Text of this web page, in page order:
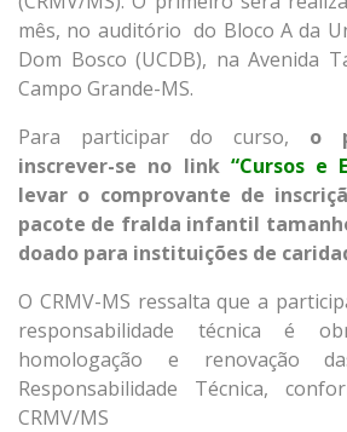
mês, no auditório do Bloco A da
Dom Bosco (UCDB), na Avenida
Campo Grande-MS.
Para participar do curso, o
inscrever-se no link “Cursos e
levar o comprovante de
pacote de fralda infantil
doado para instituições de
O CRMV-MS ressalta que a
responsabilidade técnica é
homologação e renovação
Responsabilidade Técnica,
CRMV/MS